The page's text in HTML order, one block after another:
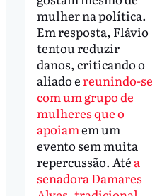
mulher na política.
Em resposta, Flávio
tentou reduzir
danos, criticando o
aliado e reunindo-se
com um grupo de
mulheres que o
apoiamem um
evento sem muita
repercussão. Até a
senadora Damares